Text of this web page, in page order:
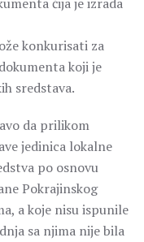
konkurisati za
koji je
sredstava.
da prilikom
jedinica lokalne
po osnovu
Pokrajinskog
a koje nisu ispunile
sa njima nije bila